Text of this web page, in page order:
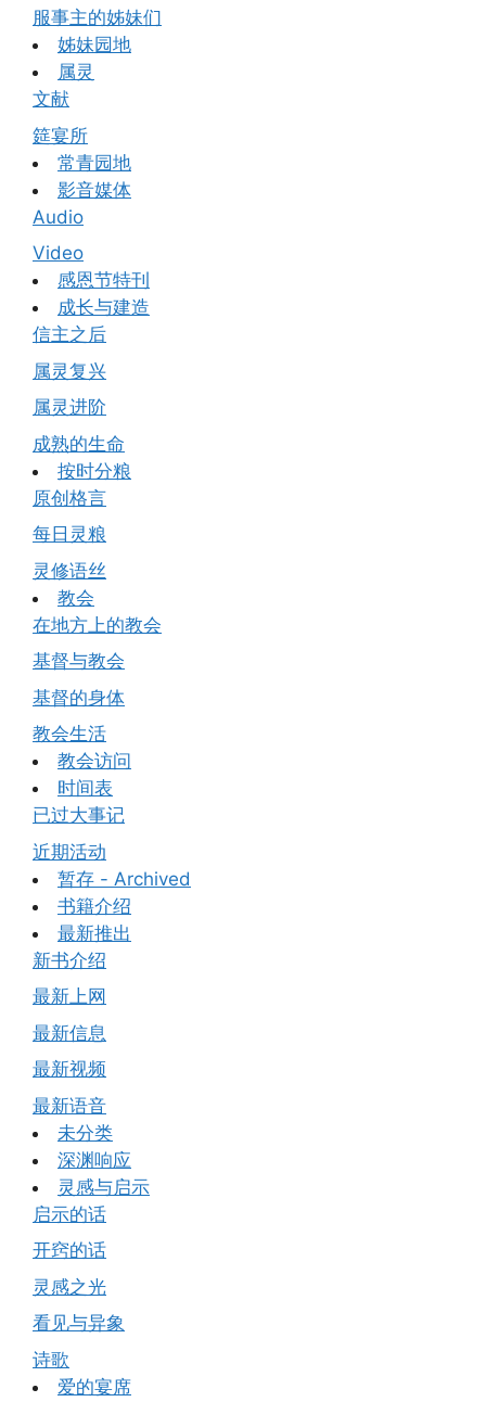
服事主的姊妹们
姊妹园地
属灵
文献
筵宴所
常青园地
影音媒体
Audio
Video
感恩节特刊
成长与建造
信主之后
属灵复兴
属灵进阶
成熟的生命
按时分粮
原创格言
每日灵粮
灵修语丝
教会
在地方上的教会
基督与教会
基督的身体
教会生活
教会访问
时间表
已过大事记
近期活动
暂存 - Archived
书籍介绍
最新推出
新书介绍
最新上网
最新信息
最新视频
最新语音
未分类
深渊响应
灵感与启示
启示的话
开窍的话
灵感之光
看见与异象
诗歌
爱的宴席